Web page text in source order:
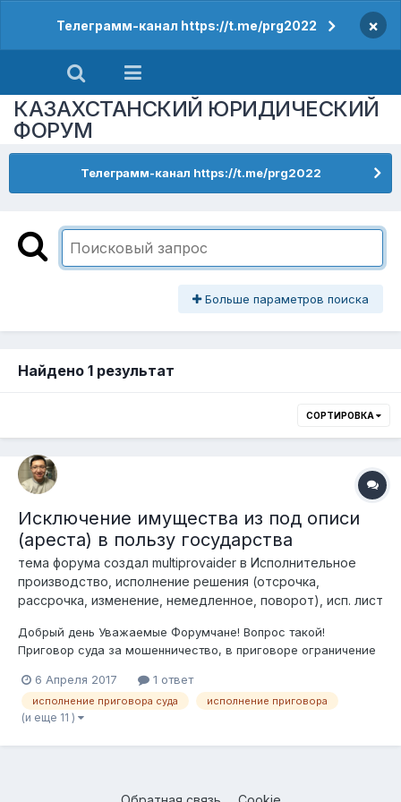
Телеграмм-канал https://t.me/prg2022 ×
КАЗАХСТАНСКИЙ ЮРИДИЧЕСКИЙ
ФОРУМ
Телеграмм-канал https://t.me/prg2022
Больше параметров поиска
Найдено 1 результат
СОРТИРОВКА
Исключение имущества из под описи
(ареста) в пользу государства
тема форума создал multiprovaider в Исполнительное
производство, исполнение решения (отсрочка,
рассрочка, изменение, немедленное, поворот), исп. лист
Добрый день Уважаемые Форумчане! Вопрос такой!
Приговор суда за мошенничество, в приговоре ограничение
Гражданского иска от заявителя не поступало
(материальный ущерб не нанесен) По амнистии освобожден
из под ограничения. Исполнительное прои...
6 Апреля 2017 1 ответ
исполнение приговора суда исполнение приговора
(и еще 11 )